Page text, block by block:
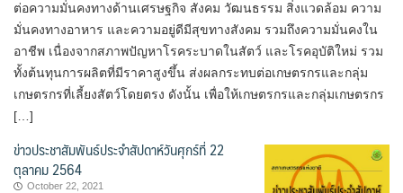
ต่อความมั่นคงทางด้านเศรษฐกิจ สังคม วัฒนธรรม สิ่งแวดล้อม ความ
มั่นคงทางอาหาร และความอยู่ดีมีสุขทางสังคม รวมถึงความมั่นคงใน
อาชีพ เนื่องจากสภาพปัญหาโรคระบาดในสัตว์ และโรคอุบัติใหม่ รวม
ทั้งต้นทุนการผลิตที่มีราคาสูงขึ้น ส่งผลกระทบต่อเกษตรกรและกลุ่ม
เกษตรกรที่เลี้ยงสัตว์โดยตรง ดังนั้น เพื่อให้เกษตรกรและกลุ่มเกษตรกร
[…]
ข่าวประชาสัมพันธ์ประจำสัปดาห์วันศุกร์ที่ 22
ตุลาคม 2564
October 22, 2021